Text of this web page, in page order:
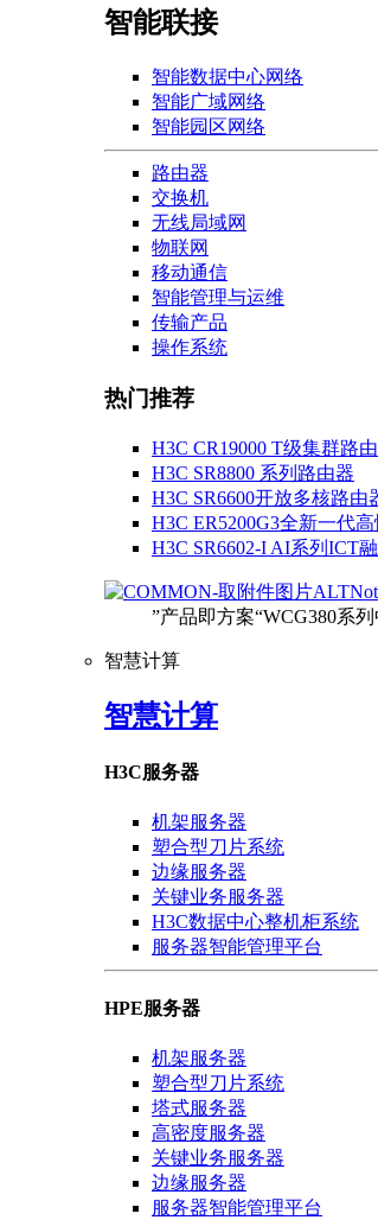
智能联接
智能数据中心网络
智能广域网络
智能园区网络
路由器
交换机
无线局域网
物联网
移动通信
智能管理与运维
传输产品
操作系统
热门推荐
H3C CR19000 T级集群路
H3C SR8800 系列路由器
H3C SR6600开放多核路由
H3C ER5200G3全新一代
H3C SR6602-I AI系列ICT
”产品即方案“WCG380系
智慧计算
智慧计算
H3C服务器
机架服务器
塑合型刀片系统
边缘服务器
关键业务服务器
H3C数据中心整机柜系统
服务器智能管理平台
HPE服务器
机架服务器
塑合型刀片系统
塔式服务器
高密度服务器
关键业务服务器
边缘服务器
服务器智能管理平台